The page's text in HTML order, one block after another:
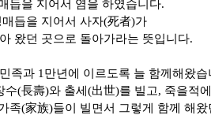
듭을 지어서 염을 하였습니다.
듭을 지어서 사자(死者)가
왔던 곳으로 돌아가라는 뜻입니다.
족과 1만년에 이르도록 늘 함께해왔습
(長壽)와 출세(出世)를 빌고, 죽을적
족(家族)들이 빌면서 그렇게 함께 해왔